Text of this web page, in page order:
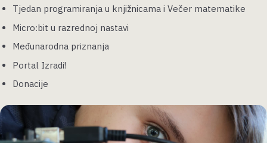
Tjedan programiranja u knjižnicama i Večer matematike
Micro:bit u razrednoj nastavi
Međunarodna priznanja
Portal Izradi!
Donacije